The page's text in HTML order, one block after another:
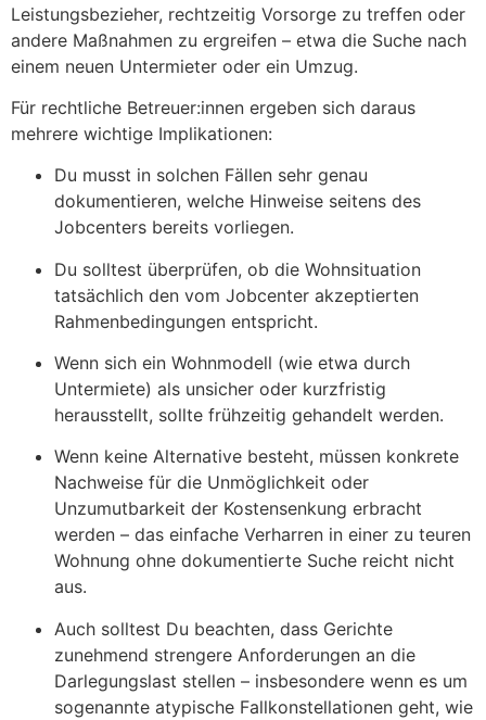
Leistungsbezieher, rechtzeitig Vorsorge zu treffen oder
andere Maßnahmen zu ergreifen – etwa die Suche nach
einem neuen Untermieter oder ein Umzug.
Für rechtliche Betreuer:innen ergeben sich daraus
mehrere wichtige Implikationen:
Du musst in solchen Fällen sehr genau
dokumentieren, welche Hinweise seitens des
Jobcenters bereits vorliegen.
Du solltest überprüfen, ob die Wohnsituation
tatsächlich den vom Jobcenter akzeptierten
Rahmenbedingungen entspricht.
Wenn sich ein Wohnmodell (wie etwa durch
Untermiete) als unsicher oder kurzfristig
herausstellt, sollte frühzeitig gehandelt werden.
Wenn keine Alternative besteht, müssen konkrete
Nachweise für die Unmöglichkeit oder
Unzumutbarkeit der Kostensenkung erbracht
werden – das einfache Verharren in einer zu teuren
Wohnung ohne dokumentierte Suche reicht nicht
aus.
Auch solltest Du beachten, dass Gerichte
zunehmend strengere Anforderungen an die
Darlegungslast stellen – insbesondere wenn es um
sogenannte atypische Fallkonstellationen geht, wie